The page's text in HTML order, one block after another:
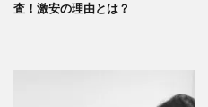
査！激安の理由とは？